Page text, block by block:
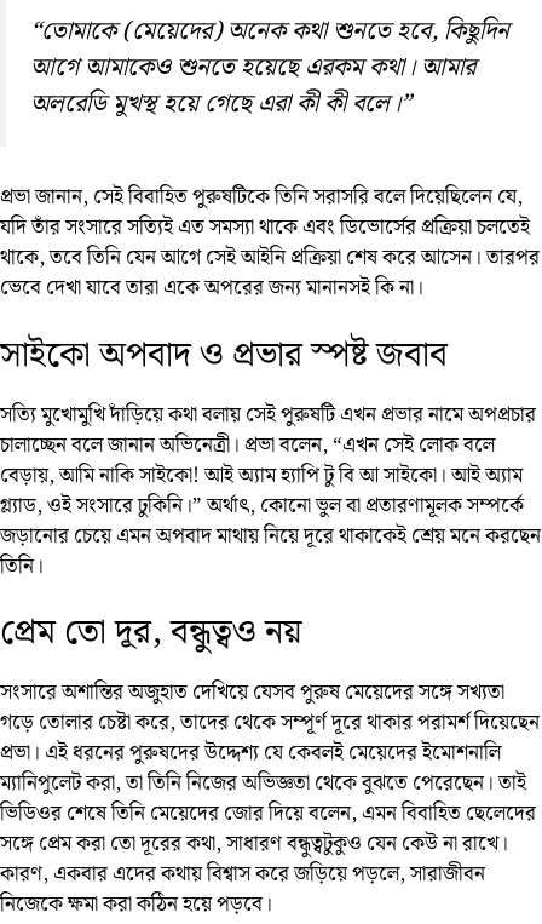
“তোমাকে (মেয়েদের) অনেক কথা শুনতে হবে, কিছুদিন
আগে আমাকেও শুনতে হয়েছে এরকম কথা। আমার
অলরেডি মুখস্থ হয়ে গেছে এরা কী কী বলে।”
প্রভা জানান, সেই বিবাহিত পুরুষটিকে তিনি সরাসরি বলে দিয়েছিলেন যে,
যদি তাঁর সংসারে সত্যিই এত সমস্যা থাকে এবং ডিভোর্সের প্রক্রিয়া চলতেই
থাকে, তবে তিনি যেন আগে সেই আইনি প্রক্রিয়া শেষ করে আসেন। তারপর
ভেবে দেখা যাবে তারা একে অপরের জন্য মানানসই কি না।
সাইকো অপবাদ ও প্রভার স্পষ্ট জবাব
সত্যি মুখোমুখি দাঁড়িয়ে কথা বলায় সেই পুরুষটি এখন প্রভার নামে অপপ্রচার
চালাচ্ছেন বলে জানান অভিনেত্রী। প্রভা বলেন, “এখন সেই লোক বলে
বেড়ায়, আমি নাকি সাইকো! আই অ্যাম হ্যাপি টু বি আ সাইকো। আই অ্যাম
গ্ল্যাড, ওই সংসারে ঢুকিনি।” অর্থাৎ, কোনো ভুল বা প্রতারণামূলক সম্পর্কে
জড়ানোর চেয়ে এমন অপবাদ মাথায় নিয়ে দূরে থাকাকেই শ্রেয় মনে করছেন
তিনি।
প্রেম তো দূর, বন্ধুত্বও নয়
সংসারে অশান্তির অজুহাত দেখিয়ে যেসব পুরুষ মেয়েদের সঙ্গে সখ্যতা
গড়ে তোলার চেষ্টা করে, তাদের থেকে সম্পূর্ণ দূরে থাকার পরামর্শ দিয়েছেন
প্রভা। এই ধরনের পুরুষদের উদ্দেশ্য যে কেবলই মেয়েদের ইমোশনালি
ম্যানিপুলেট করা, তা তিনি নিজের অভিজ্ঞতা থেকে বুঝতে পেরেছেন। তাই
ভিডিওর শেষে তিনি মেয়েদের জোর দিয়ে বলেন, এমন বিবাহিত ছেলেদের
সঙ্গে প্রেম করা তো দূরের কথা, সাধারণ বন্ধুত্বটুকুও যেন কেউ না রাখে।
কারণ, একবার এদের কথায় বিশ্বাস করে জড়িয়ে পড়লে, সারাজীবন
নিজেকে ক্ষমা করা কঠিন হয়ে পড়বে।